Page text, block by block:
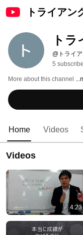
トライアン
ト
@トライ
5
More about this channel
Home Videos
Videos
4:23